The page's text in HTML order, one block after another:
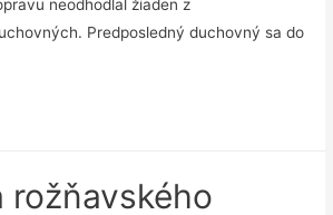
neodhodlal žiaden z
Predposledný duchovný sa do
rožňavského